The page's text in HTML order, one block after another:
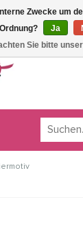
daher können
bestellen.
Zwecke um
Ja
Sie bitte